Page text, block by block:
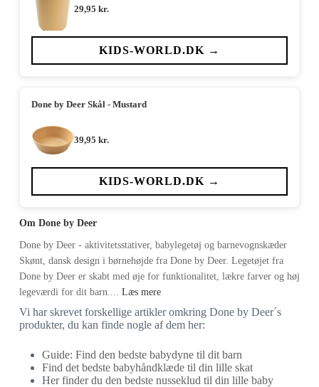
29,95 kr.
KIDS-WORLD.DK →
Done by Deer Skål - Mustard
39,95 kr.
KIDS-WORLD.DK →
Om Done by Deer
Done by Deer - aktivitetsstativer, babylegetøj og barnevognskæder
Skønt, dansk design i børnehøjde fra Done by Deer. Legetøjet fra
Done by Deer er skabt med øje for funktionalitet, lækre farver og høj
legeværdi for dit barn.... Læs mere
Vi har skrevet forskellige artikler omkring Done by Deer´s
produkter, du kan finde nogle af dem her:
Guide: Find den bedste babydyne til dit barn
Find det bedste babyhåndklæde til din lille skat
Her finder du den bedste nusseklud til din lille baby